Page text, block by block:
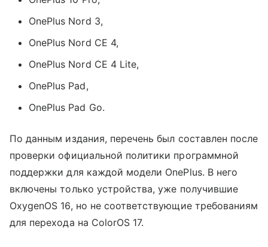
OnePlus Nord 3,
OnePlus Nord CE 4,
OnePlus Nord CE 4 Lite,
OnePlus Pad,
OnePlus Pad Go.
По данным издания, перечень был составлен после
проверки официальной политики программной
поддержки для каждой модели OnePlus. В него
включены только устройства, уже получившие
OxygenOS 16, но не соответствующие требованиям
для перехода на ColorOS 17.